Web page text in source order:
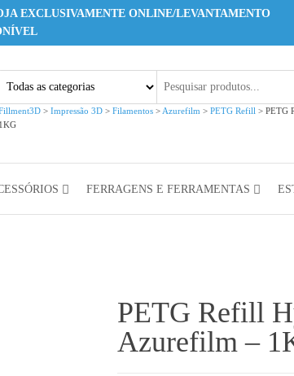
EXCLUSIVAMENTE ONLINE/LEVANTAMENTO
> Impressão 3D > Filamentos > Azurefilm > PETG Refill > PETG
1KG
FERRAGENS E FERRAMENTAS
PETG Refill
Azurefilm –